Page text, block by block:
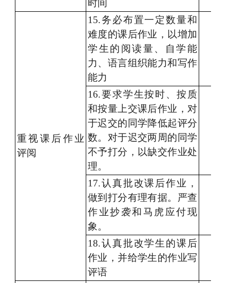
时间
重视课后作业
评阅
1 5.务必布置一定数量和
难度的课后作业 ，以增加
学生的 阅读量、 自学能
力、 语言组织能力和写作
能力
16.要求学生按时、按质
和按量上交课后作业，对
于迟交的同学降低起评分
数。 对于迟交两周的同学
不予打分 ， 以缺交作业处
理。
17.认真批改课后作业，
做到打分有理有据。严查
作业抄袭和 马虎 应付现
象。
18.认真批改学生的课后
作业， 并给学生的作业写
评语